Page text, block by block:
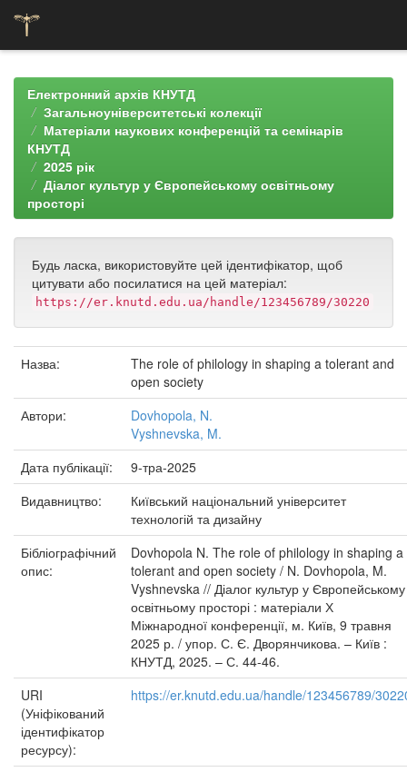
navigationЕлектронний архів КНУТД
Загальноуніверситетські колекції
Матеріали наукових конференцій та семінарів
КНУТД
2025 рік
Діалог культур у Європейському освітньому
просторі
Будь ласка, використовуйте цей ідентифікатор, щоб
цитувати або посилатися на цей матеріал:
https://er.knutd.edu.ua/handle/123456789/30220
Назва:
The role of philology in shaping a tolerant and
open society
Автори:
Dovhopola, N.
Vyshnevska, M.
Дата публікації:
9-тра-2025
Видавництво:
Київський національний університет
технологій та дизайну
Бібліографічний
опис:
Dovhopola N. The role of philology in shaping a
tolerant and open society / N. Dovhopola, M.
Vyshnevska // Діалог культур у Європейському
освітньому просторі : матеріали Х
Міжнародної конференції, м. Київ, 9 травня
2025 р. / упор. С. Є. Дворянчикова. – Київ :
КНУТД, 2025. – С. 44-46.
URI
(Уніфікований
ідентифікатор
ресурсу):
https://er.knutd.edu.ua/handle/123456789/